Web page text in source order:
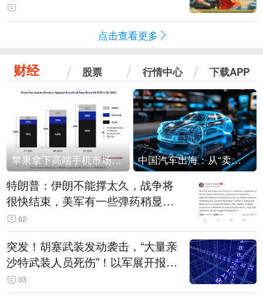
点击查看更多
财经 股票 行情中心 下载APP
苹果拿下高端手机市场65%的份额：iPhone 17系列功不可没 中国汽车出海：从“卖出去”到“走进去”
特朗普：伊朗不能撑太久，战争将
很快结束，美军有一些弹药稍显紧
张！伊朗公布拟议的海峡管理文本
62
突发！胡塞武装发动袭击，“大量亲
沙特武装人员死伤”！以军展开报复
性空袭
33